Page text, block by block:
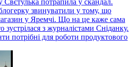
звинуватили у тому, що
у Яремчі. Що на це каже сама
зустрілася з журналістами Сніданку.
потрібні для роботи продуктового